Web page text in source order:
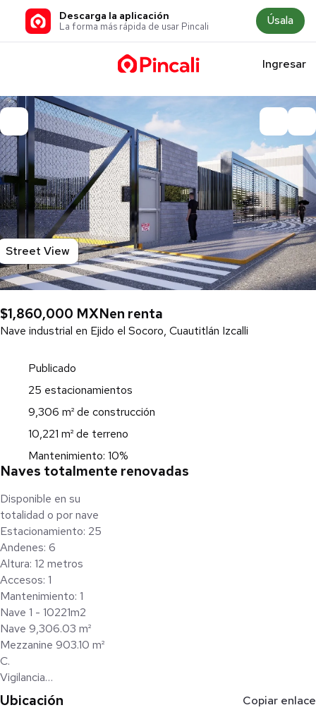
Descarga la aplicación
La forma más rápida de usar Pincali Úsala
Ingresar
Street View
$1,860,000 MXNen renta
Nave industrial en Ejido el Socoro, Cuautitlán Izcalli
Publicado
25 estacionamientos
9,306 m² de construcción
10,221 m² de terreno
Mantenimiento: 10%
Naves totalmente renovadas
Disponible en su
totalidad o por nave
Estacionamiento: 25
Andenes: 6
Altura: 12 metros
Accesos: 1
Mantenimiento: 1
Nave 1 - 10221m2
Nave 9,306.03 m²
Mezzanine 903.10 m²
C.
Vigilancia
11.90 m²
Ubicación Copiar enlace